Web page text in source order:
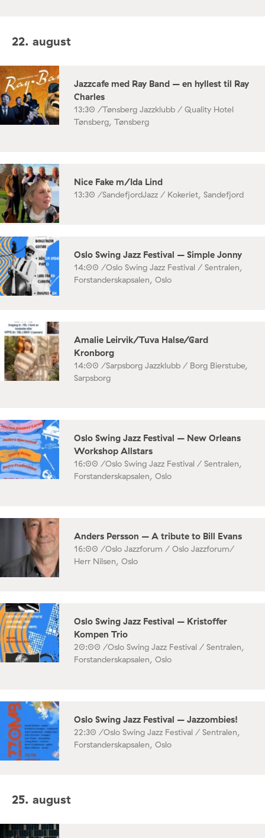
22. august
Jazzcafe med Ray Band – en hyllest til Ray
Charles
13:30 /Tønsberg Jazzklubb / Quality Hotel
Tønsberg, Tønsberg
Nice Fake m/Ida Lind
13:30 /SandefjordJazz / Kokeriet, Sandefjord
Oslo Swing Jazz Festival – Simple Jonny
14:00 /Oslo Swing Jazz Festival / Sentralen,
Forstanderskapsalen, Oslo
Amalie Leirvik/Tuva Halse/Gard
Kronborg
14:00 /Sarpsborg Jazzklubb / Borg Bierstube,
Sarpsborg
Oslo Swing Jazz Festival – New Orleans
Workshop Allstars
16:00 /Oslo Swing Jazz Festival / Sentralen,
Forstanderskapsalen, Oslo
Anders Persson – A tribute to Bill Evans
16:00 /Oslo Jazzforum / Oslo Jazzforum/
Herr Nilsen, Oslo
Oslo Swing Jazz Festival – Kristoffer
Kompen Trio
20:00 /Oslo Swing Jazz Festival / Sentralen,
Forstanderskapsalen, Oslo
Oslo Swing Jazz Festival – Jazzombies!
22:30 /Oslo Swing Jazz Festival / Sentralen,
Forstanderskapsalen, Oslo
25. august